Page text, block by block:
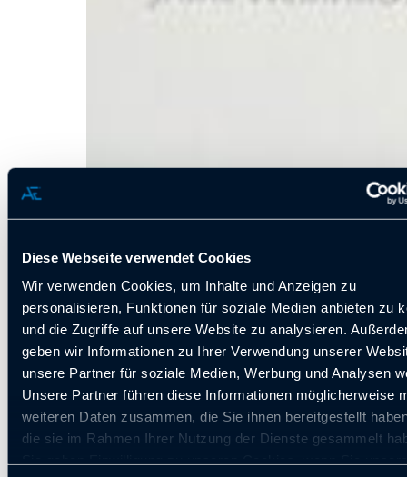
Diese Webseite verwendet Cookies
Wir verwenden Cookies, um Inhalte und Anzeigen zu
personalisieren, Funktionen für soziale Medien anbieten zu
und die Zugriffe auf unsere Website zu analysieren.
geben wir Informationen zu Ihrer Verwendung unserer
unsere Partner für soziale Medien, Werbung und Analysen
Unsere Partner führen diese Informationen möglicherweise
weiteren Daten zusammen, die Sie ihnen bereitgestellt
die sie im Rahmen Ihrer Nutzung der Dienste gesammelt